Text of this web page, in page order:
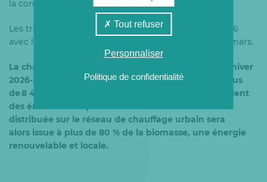
la construction.
Les travaux se poursuivent en ce début d’année 2026
avec la construction du bâtiment à partir de début mars.
La chaufferie biomasse sera mise en service pour l’hiver
2026-2027 et permettra d’éviter les émissions de plus
de 8 412 tonnes de CO2 chaque année, soit l’équivalent
des émissions de plus de 7010 voitures. La chaleur
distribuée sur le réseau de chauffage urbain sera
alors issue à plus de 80 % de la biomasse, une énergie
renouvelable et locale.
Tout refuser
Personnaliser
Politique de confidentialité